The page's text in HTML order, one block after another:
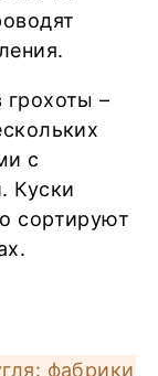
грохоты –
с
Куски
сортируют
фабрики